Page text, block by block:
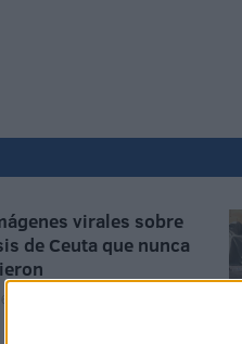
virales sobre
de Ceuta que nunca
MINUTOS